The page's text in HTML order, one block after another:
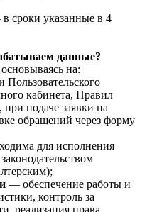
сроки указанные в 4
данные?
на:
кабинета, Правил
подаче заявки на
обращений через форму
для исполнения
— обеспечение работы и
контроль за
реализация права